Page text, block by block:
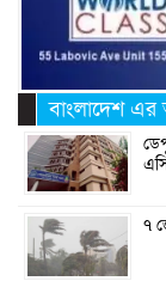
বাংলাদেশ
৭